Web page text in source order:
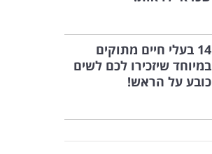
14 בעלי חיים מתוקים
במיוחד שיזכירו לכם לשים
כובע על הראש!